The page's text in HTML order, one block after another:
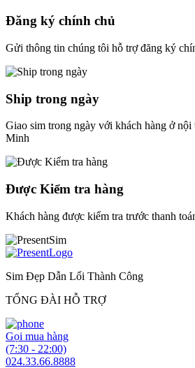
Đăng ký chính chủ
Gửi thông tin chúng tôi hỗ trợ đăng ký
Ship trong ngày
Giao sim trong ngày với khách hàng ở
Minh
Được Kiểm tra hàng
Khách hàng được kiểm tra trước thanh
Sim Đẹp Dẫn Lối Thành Công
TỔNG ĐÀI HỖ TRỢ
Gọi mua hàng
(7:30 - 22:00)
024.33.66.8888